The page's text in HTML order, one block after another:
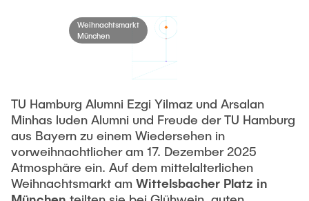
Alumni-Porträts
Frauen-Netzwerk EMPOWER.ING
Alumni Chapter
GIVE BACK | ENGAGEMENT
Mitgliedschaft im Alumni-Verein
Mit einer Spende Zukunft gestalten
Jetzt engagieren
Förderung beantragen
Weihnachtsmarkt
München
TU Hamburg Alumni Ezgi Yilmaz und Arsalan
Minhas luden Alumni und Freude der TU Hamburg
aus Bayern zu einem Wiedersehen in
vorweihnachtlicher am 17. Dezember 2025
Atmosphäre ein. Auf dem mittelalterlichen
Weihnachtsmarkt am Wittelsbacher Platz in